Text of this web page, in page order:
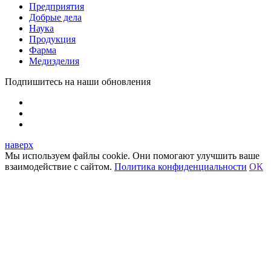
Предприятия
Добрые дела
Наука
Продукция
Фарма
Медизделия
Подпишитесь на наши обновления
наверх
Мы используем файлы cookie. Они помогают улучшить ваше
взаимодействие с сайтом. Политика конфиденциальности ОК